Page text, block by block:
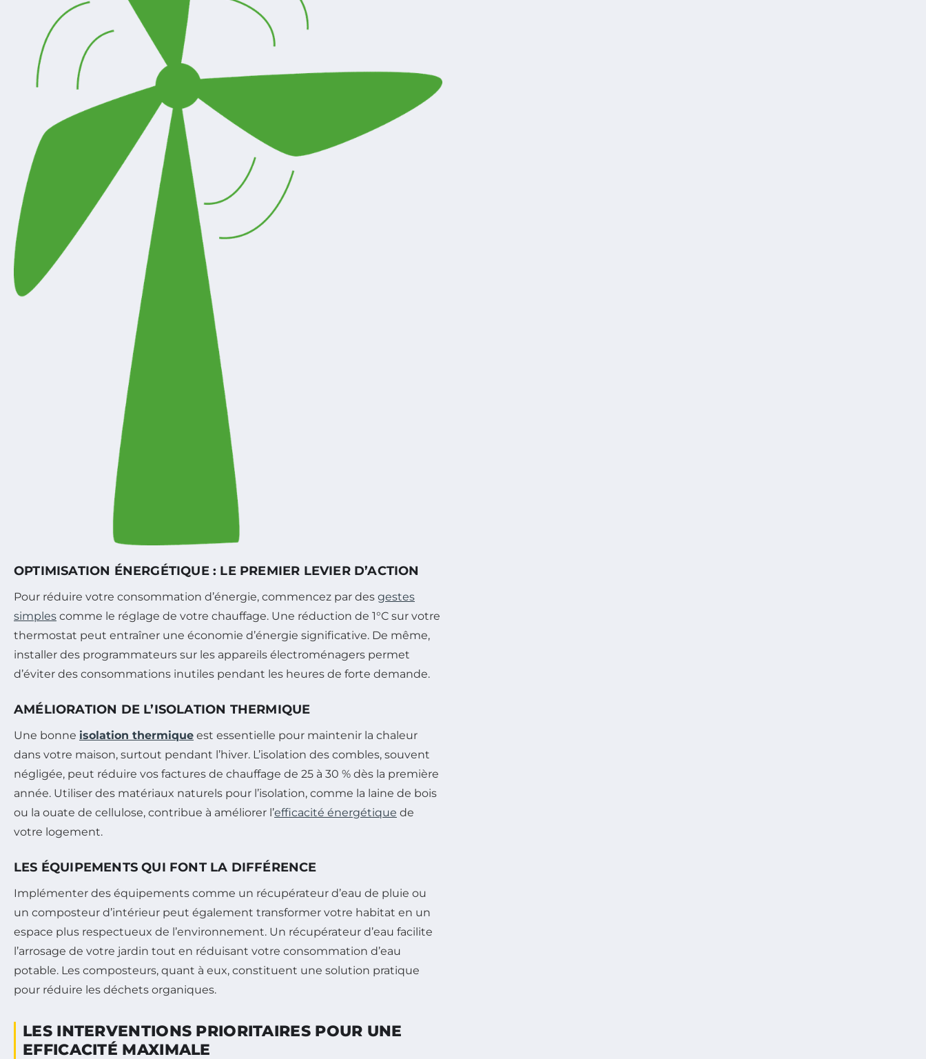
OPTIMISATION ÉNERGÉTIQUE : LE PREMIER LEVIER D’ACTION
Pour réduire votre consommation d’énergie, commencez par des gestes
simples comme le réglage de votre chauffage. Une réduction de 1°C sur votre
thermostat peut entraîner une économie d’énergie significative. De même,
installer des programmateurs sur les appareils électroménagers permet
d’éviter des consommations inutiles pendant les heures de forte demande.
AMÉLIORATION DE L’ISOLATION THERMIQUE
Une bonne isolation thermique est essentielle pour maintenir la chaleur
dans votre maison, surtout pendant l’hiver. L’isolation des combles, souvent
négligée, peut réduire vos factures de chauffage de 25 à 30 % dès la première
année. Utiliser des matériaux naturels pour l’isolation, comme la laine de bois
ou la ouate de cellulose, contribue à améliorer l’efficacité énergétique de
votre logement.
LES ÉQUIPEMENTS QUI FONT LA DIFFÉRENCE
Implémenter des équipements comme un récupérateur d’eau de pluie ou
un composteur d’intérieur peut également transformer votre habitat en un
espace plus respectueux de l’environnement. Un récupérateur d’eau facilite
l’arrosage de votre jardin tout en réduisant votre consommation d’eau
potable. Les composteurs, quant à eux, constituent une solution pratique
pour réduire les déchets organiques.
LES INTERVENTIONS PRIORITAIRES POUR UNE
EFFICACITÉ MAXIMALE